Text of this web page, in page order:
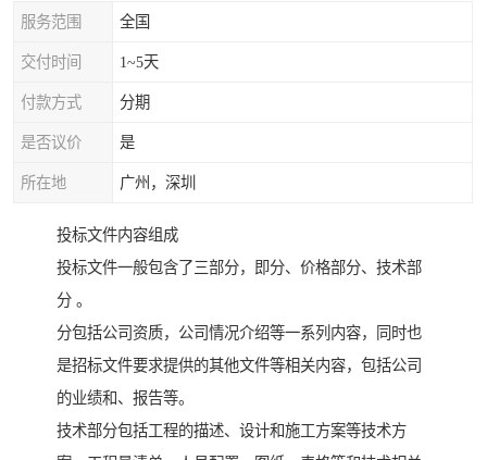
服务范围 全国
交付时间 1~5天
付款方式 分期
是否议价 是
所在地 广州，深圳
投标文件内容组成
投标文件一般包含了三部分，即分、价格部分、技术部
分 。
分包括公司资质，公司情况介绍等一系列内容，同时也
是招标文件要求提供的其他文件等相关内容，包括公司
的业绩和、报告等。
技术部分包括工程的描述、设计和施工方案等技术方